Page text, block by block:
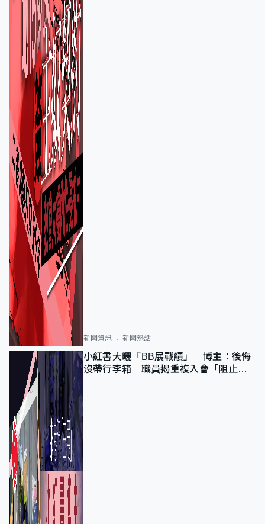
新聞資訊 新聞熱話
小紅書大曬「BB展戰績」 博主：後悔
沒帶行李箱 職員揭重複入會「阻止唔